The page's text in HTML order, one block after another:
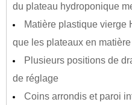
du plateau hydroponique
Matière plastique vierge
que les plateaux en
Plusieurs positions de
de réglage
Coins arrondis et paroi